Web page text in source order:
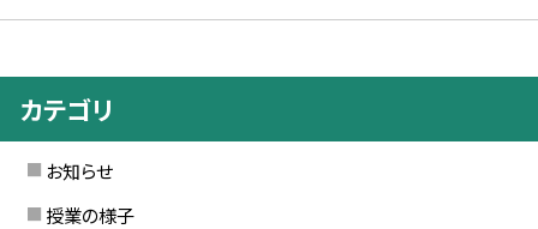
カテゴリ
お知らせ
授業の様子